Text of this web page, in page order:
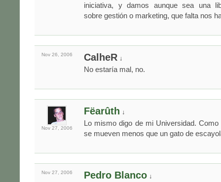
iniciativa, y damos aunque sea una
sobre gestión o marketing, que falta nos
Nov 26, 2006 CalheR ↓
No estaría mal, no.
Nov 27, 2006
Fëarûth ↓
Lo mismo digo de mi Universidad. Como
se mueven menos que un gato de
Nov 27, 2006 Pedro Blanco ↓